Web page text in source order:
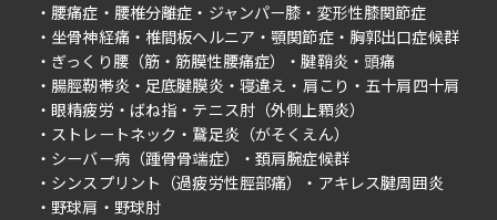
腰痛症
腰椎分離症 ジャンパー膝
変形性膝関節症
坐骨神経痛
椎間板ヘルニア 顎関節症
胸郭出口症候群
ぎっくり腰（筋・筋膜性腰痛症）
腱鞘炎
頭痛
腸脛靭帯炎
足底腱膜炎 寝違え 肩こり
五十肩四十肩
眼精疲労
ばね指
テニス肘（外側上顆炎）
ストレートネック
鵞足炎（がそくえん）
シーバー病（踵骨骨端症）
頚肩腕症候群
シンスプリント（過疲労性脛部痛）
アキレス腱周囲炎
野球肩
野球肘